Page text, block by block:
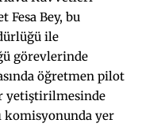
Bey, bu
ile
görevlerinde
öğretmen pilot
yetiştirilmesinde
komisyonunda yer